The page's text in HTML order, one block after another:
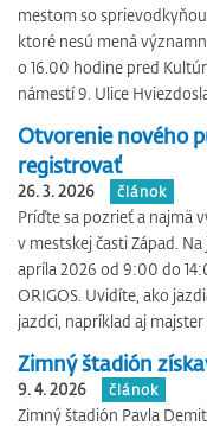
mestom so
ktoré nesú mená
o 16.00 hodine pred
námestí 9. Ulice
Otvorenie nového
registrovať
26. 3. 2026 článok
Príďte sa pozrieť a najmä
v mestskej časti Západ.
apríla 2026 od 9:00 do
ORIGOS. Uvidíte, ako
jazdci, napríklad aj majster
Zimný štadión
9. 4. 2026 článok
Zimný štadión Pavla